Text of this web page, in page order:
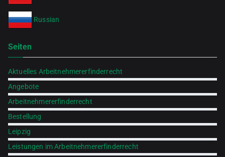
Russian
Seiten
Aktuelles Arbeitnehmererfinderrecht
Angebote
Arbeitnehmererfinderrecht
Bestellung
Leipzig
Leistungen im Arbeitnehmererfinderrecht